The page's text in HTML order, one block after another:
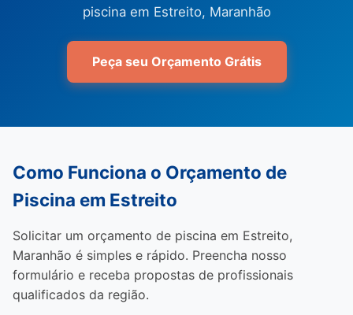
piscina em Estreito, Maranhão
Peça seu Orçamento Grátis
Como Funciona o Orçamento de
Piscina em Estreito
Solicitar um orçamento de piscina em Estreito,
Maranhão é simples e rápido. Preencha nosso
formulário e receba propostas de profissionais
qualificados da região.